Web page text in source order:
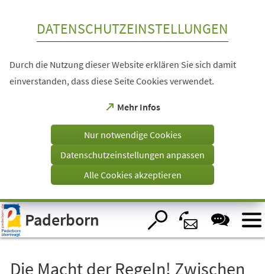
Visuelle
Assistenzsoftware
öffnen.
DATENSCHUTZEINSTELLUNGEN
Durch die Nutzung dieser Website erklären Sie sich damit
einverstanden, dass diese Seite Cookies verwendet.
Mehr Infos
(Öffnet
einem
Tab)
Nur notwendige Cookies
Datenschutzeinstellungen anpassen
Alle Cookies akzeptieren
Paderborn
Die Macht der Regeln! Zwischen